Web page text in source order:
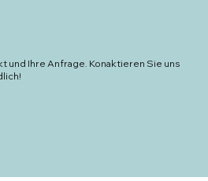
und Ihre Anfrage. Konaktieren Sie uns